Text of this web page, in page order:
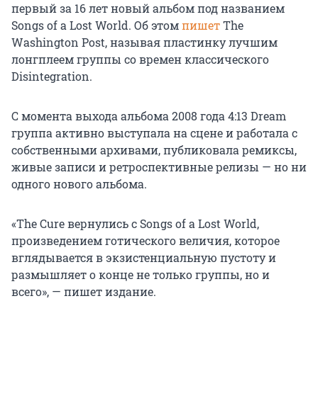
первый за 16 лет новый альбом под названием
Songs of a Lost World. Об этомпишетThe
Washington Post, называя пластинку лучшим
лонгплеем группы со времен классического
Disintegration.
С момента выхода альбома 2008 года 4:13 Dream
группа активно выступала на сцене и работала с
собственными архивами, публиковала ремиксы,
живые записи и ретроспективные релизы — но ни
одного нового альбома.
«The Cure вернулись с Songs of a Lost World,
произведением готического величия, которое
вглядывается в экзистенциальную пустоту и
размышляет о конце не только группы, но и
всего», — пишет издание.